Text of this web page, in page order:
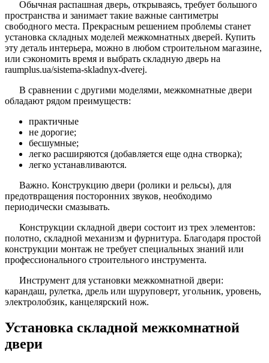
Обычная распашная дверь, открываясь, требует большого
пространства и занимает такие важные сантиметры
свободного места. Прекрасным решением проблемы станет
установка складных моделей межкомнатных дверей. Купить
эту деталь интерьера, можно в любом строительном магазине,
или сэкономить время и выбрать складную дверь на
raumplus.ua/sistema-skladnyx-dverej.
В сравнении с другими моделями, межкомнатные двери
обладают рядом преимуществ:
практичные
не дорогие;
бесшумные;
легко расширяются (добавляется еще одна створка);
легко устанавливаются.
Важно. Конструкцию двери (ролики и рельсы), для
предотвращения посторонних звуков, необходимо
периодически смазывать.
Конструкции складной двери состоит из трех элементов:
полотно, складной механизм и фурнитура. Благодаря простой
конструкции монтаж не требует специальных знаний или
профессионального строительного инструмента.
Инструмент для установки межкомнатной двери:
карандаш, рулетка, дрель или шуруповерт, угольник, уровень,
электролобзик, канцелярский нож.
Установка складной межкомнатной
двери